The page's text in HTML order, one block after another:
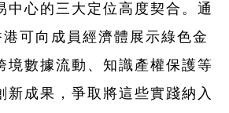
中心的三大定位高度契合。通
可向成員經濟體展示綠色金
境數據流動、知識產權保護等
新成果，爭取將這些實踐納入